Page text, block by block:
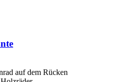
auf dem Rücken